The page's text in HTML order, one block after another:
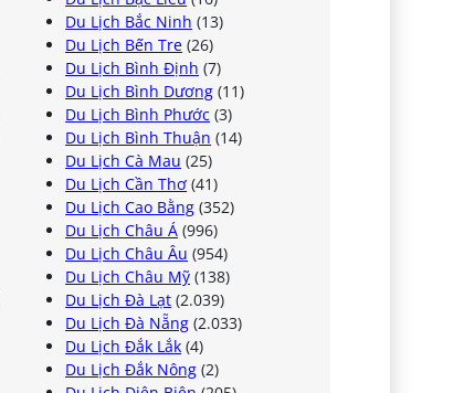
Du Lịch Bắc Ninh (13)
Du Lịch Bến Tre (26)
Du Lịch Bình Định (7)
Du Lịch Bình Dương (11)
Du Lịch Bình Phước (3)
Du Lịch Bình Thuận (14)
Du Lịch Cà Mau (25)
Du Lịch Cần Thơ (41)
Du Lịch Cao Bằng (352)
Du Lịch Châu Á (996)
Du Lịch Châu Âu (954)
Du Lịch Châu Mỹ (138)
Du Lịch Đà Lạt (2.039)
Du Lịch Đà Nẵng (2.033)
Du Lịch Đắk Lắk (4)
Du Lịch Đắk Nông (2)